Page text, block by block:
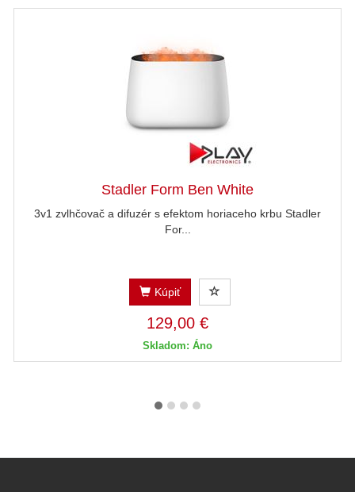
Stadler Form Ben White
3v1 zvlhčovač a difuzér s efektom horiaceho krbu Stadler
For...
Kúpiť
129,00 €
Skladom: Áno